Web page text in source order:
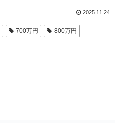
2025.11.24
700万円
800万円